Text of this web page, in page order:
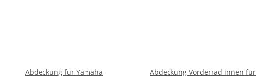
Abdeckung für Yamaha
Abdeckung Vorderrad innen für